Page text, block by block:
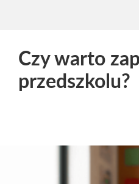
Czy warto
przedszkolu?